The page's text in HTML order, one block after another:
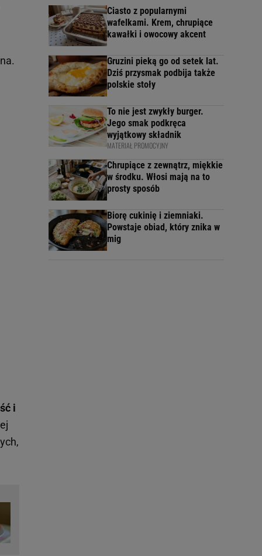
i
Ciasto z popularnymi
wafelkami. Krem, chrupiące
kawałki i owocowy akcent
Gruzini pieką go od setek lat.
Dziś przysmak podbija także
polskie stoły
To nie jest zwykły burger.
Jego smak podkręca
wyjątkowy składnik
MATERIAŁ PROMOCYJNY
Chrupiące z zewnątrz, miękkie
w środku. Włosi mają na to
prosty sposób
Biorę cukinię i ziemniaki.
Powstaje obiad, który znika w
mig